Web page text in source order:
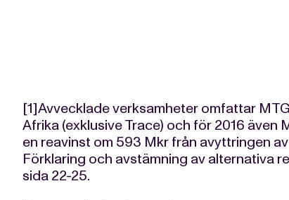
[1]Avvecklade verksamheter omfattar
Afrika (exklusive Trace) och för 2016 även
en reavinst om 593 Mkr från avyttringen
Förklaring och avstämning av alternativa
sida 22-25.